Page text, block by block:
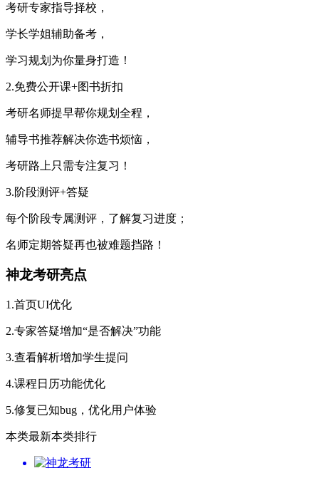
考研专家指导择校，
学长学姐辅助备考，
学习规划为你量身打造！
2.免费公开课+图书折扣
考研名师提早帮你规划全程，
辅导书推荐解决你选书烦恼，
考研路上只需专注复习！
3.阶段测评+答疑
每个阶段专属测评，了解复习进度；
名师定期答疑再也被难题挡路！
神龙考研亮点
1.首页UI优化
2.专家答疑增加“是否解决”功能
3.查看解析增加学生提问
4.课程日历功能优化
5.修复已知bug，优化用户体验
本类最新本类排行